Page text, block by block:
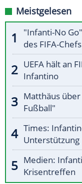
Meistgelesen
"Infanti-No
des FIFA-Chefs
UEFA hält an
Infantino
Matthäus
Fußball"
Times:
Unterstützung
Medien:
Krisentreffen